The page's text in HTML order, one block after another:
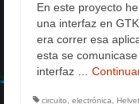
En este proyecto
una interfaz en
era correr esa
esta se
interfaz …
circuito, electrónica,